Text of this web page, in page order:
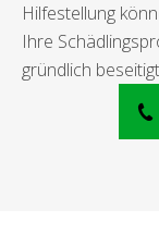
Hilfestellung
Ihre
gründlich